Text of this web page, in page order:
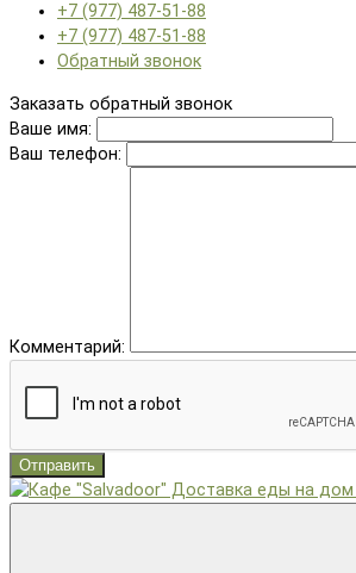
+7 (977) 487-51-88
+7 (977) 487-51-88
Обратный звонок
Заказать обратный звонок
Ваше имя:
Ваш телефон:
Комментарий:
Отправить